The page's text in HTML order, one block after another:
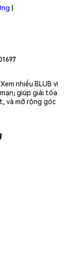
)
nhiều BLUB vì
giúp giải tỏa
và mở rộng góc